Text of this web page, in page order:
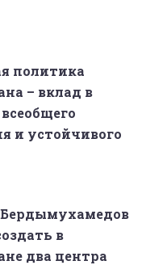
политика
– вклад в
и устойчивого
в
два центра